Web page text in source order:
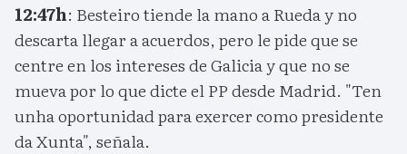
12:47h: Besteiro tiende la mano a Rueda y no
descarta llegar a acuerdos, pero le pide que se
centre en los intereses de Galicia y que no se
mueva por lo que dicte el PP desde Madrid. "Ten
unha oportunidad para exercer como presidente
da Xunta", señala.